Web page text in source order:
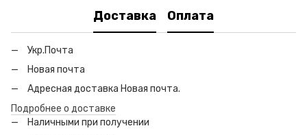
Доставка Оплата
Укр.Почта
Новая почта
Адресная доставка Новая почта.
Подробнее о доставке
Наличными при получении